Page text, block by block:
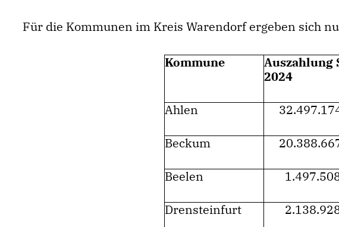
Für die Kommunen im Kreis Warendorf ergeben sich
Kommune
Auszahlung
2024
Ahlen
Beckum
Beelen
Drensteinfurt